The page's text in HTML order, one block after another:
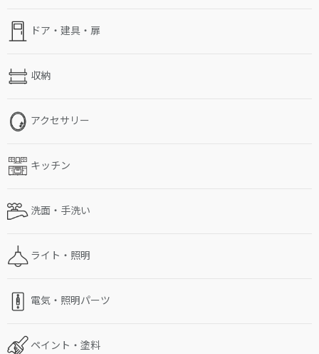
ドア・建具・扉
収納
アクセサリー
キッチン
洗面・手洗い
ライト・照明
電気・照明パーツ
ペイント・塗料